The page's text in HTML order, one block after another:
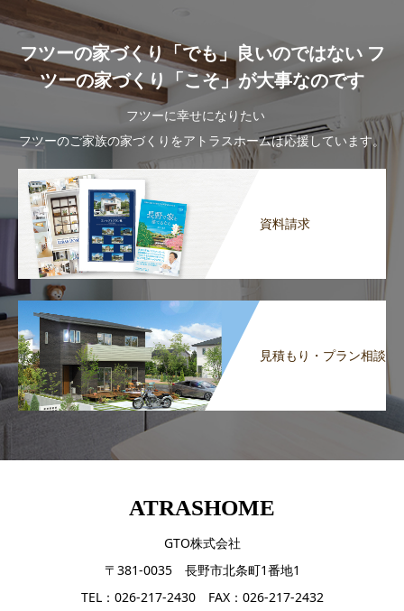
フツーの家づくり「でも」良いのではない フ
ツーの家づくり「こそ」が大事なのです
フツーに幸せになりたい
フツーのご家族の家づくりをアトラスホームは応援しています。
資料請求
見積もり・プラン相談
ATRASHOME
GTO株式会社
〒381-0035 長野市北条町1番地1
TEL：026-217-2430 FAX：026-217-2432